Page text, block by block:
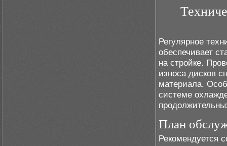
Регулярное
обеспечивает
на стройке.
износа дисков
материала.
системе
План
Рекомендуется